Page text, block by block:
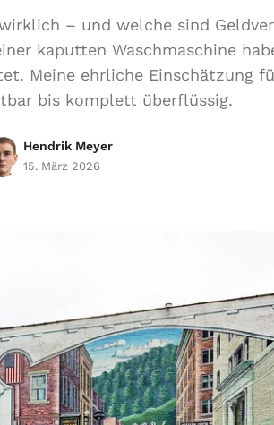
– und welche sind
kaputten Waschmaschine
Meine ehrliche Einschätzung
bis komplett überflüssig.
Hendrik Meyer
15. März 2026